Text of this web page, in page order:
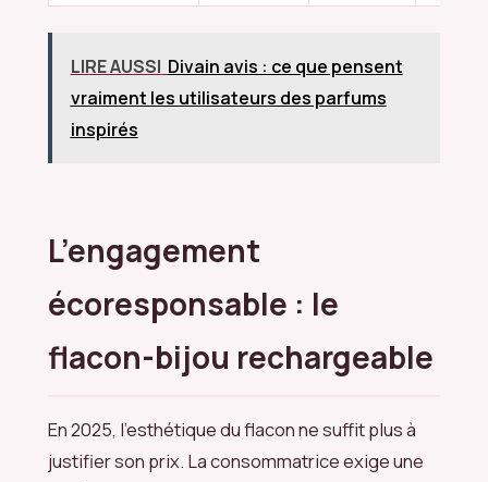
LIRE AUSSI Divain avis : ce que pensent
vraiment les utilisateurs des parfums
inspirés
L’engagement
écoresponsable : le
flacon-bijou rechargeable
En 2025, l’esthétique du flacon ne suffit plus à
justifier son prix. La consommatrice exige une